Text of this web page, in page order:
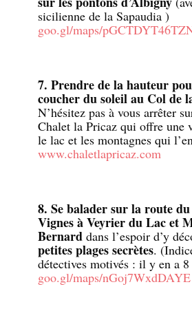
sicilienne de la Sapaudia )
goo.gl/maps/
7. Prendre de la hauteur
coucher du soleil au Col de
N’hésitez pas à vous arrêter
Chalet la Pricaz qui offre une
le lac et les montagnes qui
www.chaletlapricaz.com
8. Se balader sur la route
Vignes à Veyrier du Lac et
Bernard dans l’espoir d’y
petites plages secrètes.
détectives motivés : il y en a
goo.gl/maps/